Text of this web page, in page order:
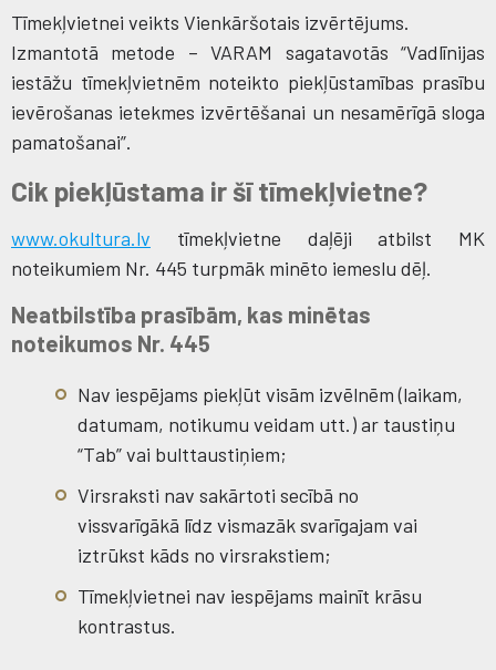
Tīmekļvietnei veikts Vienkāršotais izvērtējums.
Izmantotā metode – VARAM sagatavotās “Vadlīnijas
iestāžu tīmekļvietnēm noteikto piekļūstamības prasību
ievērošanas ietekmes izvērtēšanai un nesamērīgā sloga
pamatošanai”.
Cik piekļūstama ir šī tīmekļvietne?
www.okultura.lv tīmekļvietne daļēji atbilst MK
noteikumiem Nr. 445 turpmāk minēto iemeslu dēļ.
Neatbilstība prasībām, kas minētas
noteikumos Nr. 445
Nav iespējams piekļūt visām izvēlnēm (laikam,
datumam, notikumu veidam utt.) ar taustiņu
“Tab” vai bulttaustiņiem;
Virsraksti nav sakārtoti secībā no
vissvarīgākā līdz vismazāk svarīgajam vai
iztrūkst kāds no virsrakstiem;
Tīmekļvietnei nav iespējams mainīt krāsu
kontrastus.